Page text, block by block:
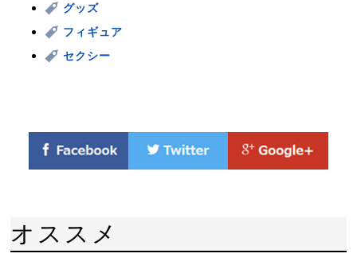
グッズ
フィギュア
セクシー
オススメ